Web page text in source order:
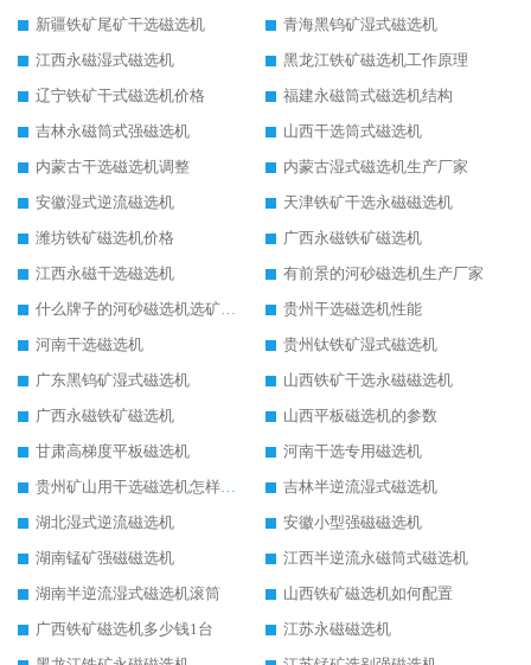
新疆铁矿尾矿干选磁选机
青海黑钨矿湿式磁选机
江西永磁湿式磁选机
黑龙江铁矿磁选机工作原理
辽宁铁矿干式磁选机价格
福建永磁筒式磁选机结构
吉林永磁筒式强磁选机
山西干选筒式磁选机
内蒙古干选磁选机调整
内蒙古湿式磁选机生产厂家
安徽湿式逆流磁选机
天津铁矿干选永磁磁选机
潍坊铁矿磁选机价格
广西永磁铁矿磁选机
江西永磁干选磁选机
有前景的河砂磁选机生产厂家
什么牌子的河砂磁选机选矿效果好
贵州干选磁选机性能
河南干选磁选机
贵州钛铁矿湿式磁选机
广东黑钨矿湿式磁选机
山西铁矿干选永磁磁选机
广西永磁铁矿磁选机
山西平板磁选机的参数
甘肃高梯度平板磁选机
河南干选专用磁选机
贵州矿山用干选磁选机怎样调磁
吉林半逆流湿式磁选机
湖北湿式逆流磁选机
安徽小型强磁磁选机
湖南锰矿强磁磁选机
江西半逆流永磁筒式磁选机
湖南半逆流湿式磁选机滚筒
山西铁矿磁选机如何配置
广西铁矿磁选机多少钱1台
江苏永磁磁选机